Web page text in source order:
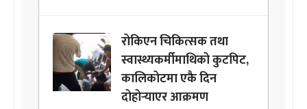
रोकिएन चिकित्सक तथा
स्वास्थ्यकर्मीमाथिको कुटपिट,
कालिकोटमा एकै दिन
दोहोर्‍याएर आक्रमण